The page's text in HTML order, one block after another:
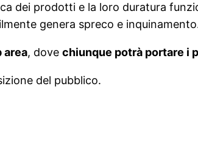
dei prodotti e la loro duratura
genera spreco e
area, dove chiunque potrà portare i
del pubblico.